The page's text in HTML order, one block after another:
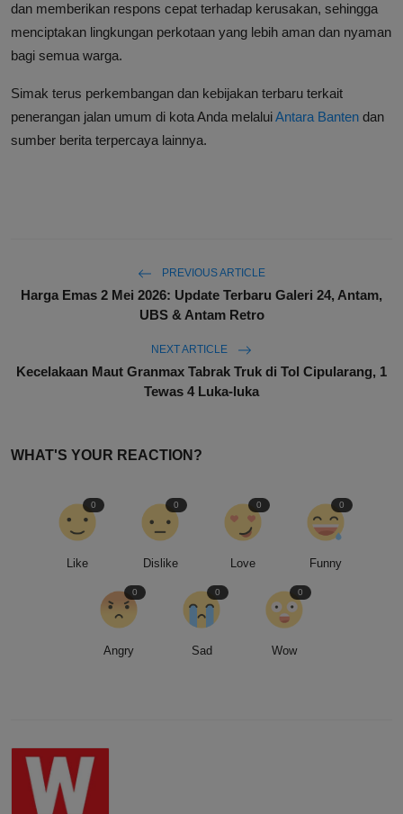
dan memberikan respons cepat terhadap kerusakan, sehingga
menciptakan lingkungan perkotaan yang lebih aman dan nyaman
bagi semua warga.
Simak terus perkembangan dan kebijakan terbaru terkait
penerangan jalan umum di kota Anda melaluiAntara Banten dan
sumber berita terpercaya lainnya.
PREVIOUS ARTICLE
Harga Emas 2 Mei 2026: Update Terbaru Galeri 24, Antam,
UBS & Antam Retro
NEXT ARTICLE
Kecelakaan Maut Granmax Tabrak Truk di Tol Cipularang, 1
Tewas 4 Luka-luka
WHAT'S YOUR REACTION?
Like
0
Dislike
0
Love
0
Funny
0
Angry
0
Sad
0
Wow
0